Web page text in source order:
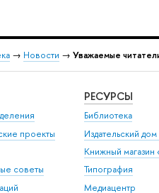
→ Новости → Уважаемые
проекты
советы
РЕСУРСЫ
Библиотека
Издательский
Книжный магазин
Типография
Медиацентр